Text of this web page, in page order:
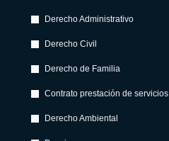
Derecho Administrativo
Derecho Civil
Derecho de Familia
Contrato prestación de servicios
Derecho Ambiental